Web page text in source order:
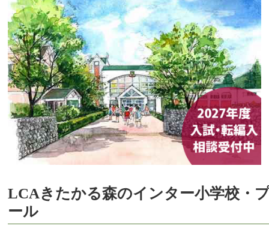
LCAきたかる森のインター小学校・
ール